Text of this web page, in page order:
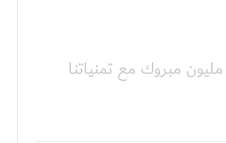
مليون مبروك مع تمنياتنا